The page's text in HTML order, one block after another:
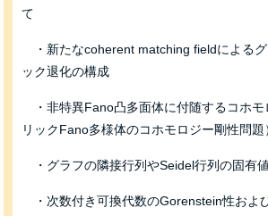
て
・新たなcoherent matching fieldによる
ック退化の構成
・非特異Fano凸多面体に付随するコホ
リックFano多様体のコホモロジー剛性問題
・グラフの隣接行列やSeidel行列の固有
・次数付き可換代数のGorenstein性およ